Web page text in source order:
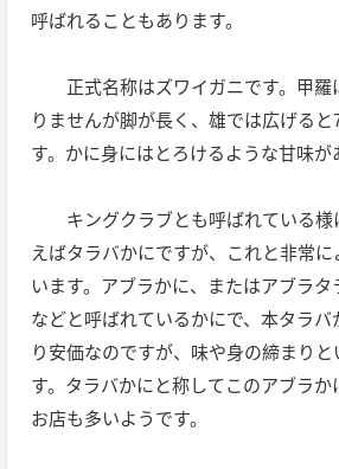
呼ばれることもあります。
正式名称はズワイガニです。甲羅
りませんが脚が長く、雄では広げる
す。かに身にはとろけるような甘味が
キングクラブとも呼ばれている様
えばタラバかにですが、これと非常
います。アブラかに、またはアブラ
などと呼ばれているかにで、本タラバ
り安価なのですが、味や身の締まりと
す。タラバかにと称してこのアブラか
お店も多いようです。